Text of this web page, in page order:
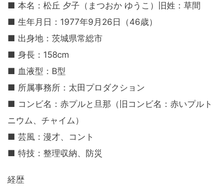
■ 本名：松丘 夕子（まつおか ゆうこ）旧姓：草間
■ 生年月日：1977年9月26日（46歳）
■ 出身地：茨城県常総市
■ 身長：158cm
■ 血液型：B型
■ 所属事務所：太田プロダクション
■ コンビ名：赤プルと旦那（旧コンビ名：赤いプルト
ニウム、チャイム）
■ 芸風：漫才、コント
■ 特技：整理収納、防災
経歴